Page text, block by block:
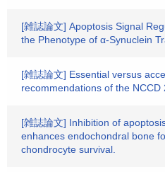
[雑誌論文] Apoptosis Signal
the Phenotype of α-Synuclein
[雑誌論文] Essential versus
recommendations of the NCCD
[雑誌論文] Inhibition of
enhances endochondral bone
chondrocyte survival.